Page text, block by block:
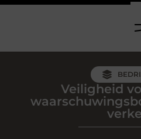
Veiligheid